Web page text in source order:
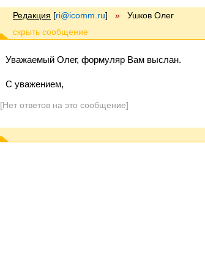
Редакция [ri@icomm.ru] » Ушков Олег
Уважаемый Олег, формуляр Вам выслан.
С уважением,
[Нет ответов на это сообщение]